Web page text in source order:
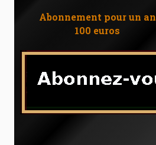
Abonnement pour un an
100 euros